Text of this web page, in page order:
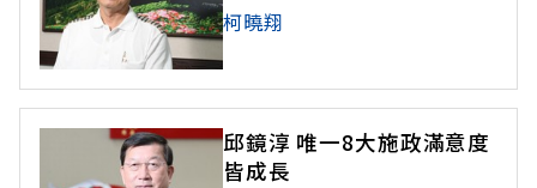
柯曉翔
邱鏡淳 唯一8大施政滿意度
皆成長